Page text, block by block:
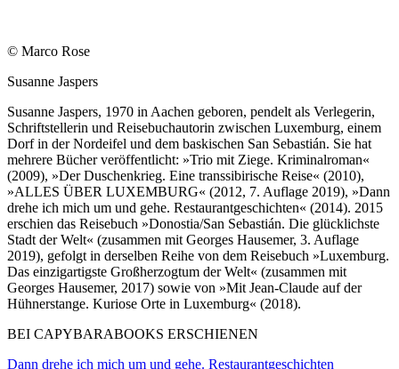
© Marco Rose
Susanne Jaspers
Susanne Jaspers, 1970 in Aachen geboren, pendelt als Verlegerin,
Schriftstellerin und Reisebuchautorin zwischen Luxemburg, einem
Dorf in der Nordeifel und dem baskischen San Sebastián. Sie hat
mehrere Bücher veröffentlicht: »Trio mit Ziege. Kriminalroman«
(2009), »Der Duschenkrieg. Eine transsibirische Reise« (2010),
»ALLES ÜBER LUXEMBURG« (2012, 7. Auflage 2019), »Dann
drehe ich mich um und gehe. Restaurantgeschichten« (2014). 2015
erschien das Reisebuch »Donostia/San Sebastián. Die glücklichste
Stadt der Welt« (zusammen mit Georges Hausemer, 3. Auflage
2019), gefolgt in derselben Reihe von dem Reisebuch »Luxemburg.
Das einzigartigste Großherzogtum der Welt« (zusammen mit
Georges Hausemer, 2017) sowie von »Mit Jean-Claude auf der
Hühnerstange. Kuriose Orte in Luxemburg« (2018).
BEI CAPYBARABOOKS ERSCHIENEN
Dann drehe ich mich um und gehe. Restaurantgeschichten